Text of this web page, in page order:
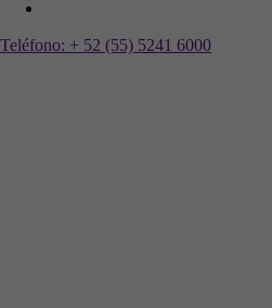
Teléfono: + 52 (55) 5241 6000